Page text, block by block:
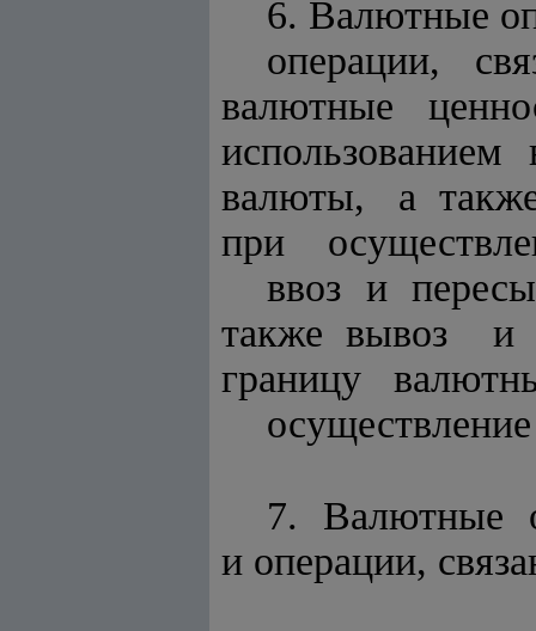
6. Валютные
операции,
валютные
валюты, а
при
ввоз и
также вывоз
границу
7. Валютные
и операции,